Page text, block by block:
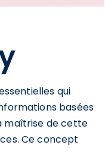
qui
basées
maîtrise de cette
Ce concept